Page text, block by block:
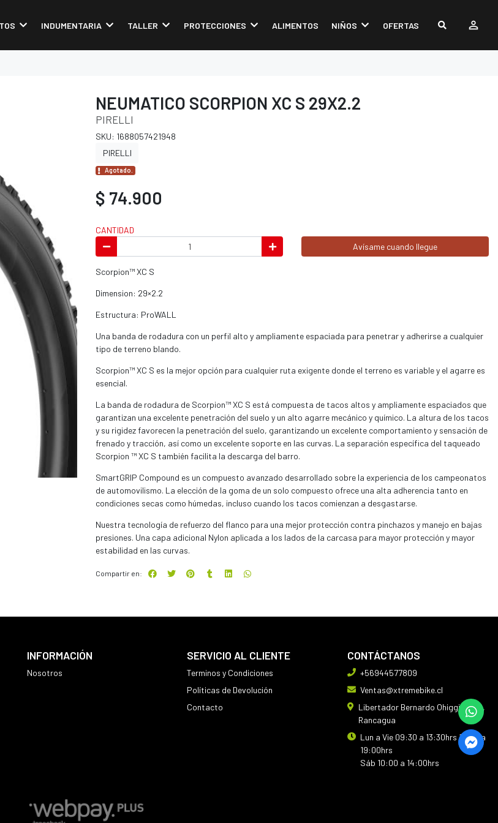
INDUMENTARIA TALLER PROTECCIONES ALIMENTOS NIÑOS OFERTAS
NEUMATICO SCORPION XC S 29X2.2
PIRELLI
SKU: 1688057421948
PIRELLI
Agotado.
$ 74.900
CANTIDAD
Avísame cuando llegue
Scorpion™ XC S
Dimension: 29×2.2
Estructura: ProWALL
Una banda de rodadura con un perfil alto y ampliamente espaciada para penetrar y adherirse a cualquier
tipo de terreno blando.
Scorpion™ XC S es la mejor opción para cualquier ruta exigente donde el terreno es variable y el agarre es
esencial.
La banda de rodadura de Scorpion™ XC S está compuesta de tacos altos y ampliamente espaciados que
garantizan una excelente penetración del suelo y un alto agarre mecánico y químico. La altura de los tacos
y su rigidez favorecen la penetración del suelo, garantizando un excelente comportamiento y sensación de
frenado y tracción, así como un excelente soporte en las curvas. La separación específica del taqueado
Scorpion ™ XC S también facilita la descarga del barro.
SmartGRIP Compound es un compuesto avanzado desarrollado sobre la experiencia de los campeonatos
de automovilismo. La elección de la goma de un solo compuesto ofrece una alta adherencia tanto en
condiciones secas como húmedas, incluso cuando los tacos comienzan a desgastarse.
Nuestra tecnología de refuerzo del flanco para una mejor protección contra pinchazos y manejo en bajas
presiones. Una capa adicional Nylon aplicada a los lados de la carcasa para mayor protección y mayor
estabilidad en las curvas.
Compartir en:
INFORMACIÓN
Nosotros
SERVICIO AL CLIENTE
Terminos y Condiciones
Políticas de Devolución
Contacto
CONTÁCTANOS
+56944577809
Ventas@xtremebike.cl
Libertador Bernardo Ohiggins 410,
Rancagua
Lun a Vie 09:30 a 13:30hrs 14:30 a
19:00hrs
Sáb 10:00 a 14:00hrs